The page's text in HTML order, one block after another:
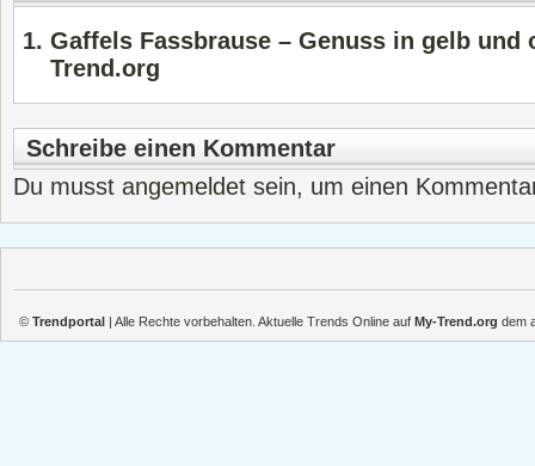
Gaffels Fassbrause – Genuss in gelb und
Trend.org
Schreibe einen Kommentar
Du musst angemeldet sein, um einen
© Trendportal | Alle Rechte vorbehalten. Aktuelle Trends Online auf My-Trend.org dem